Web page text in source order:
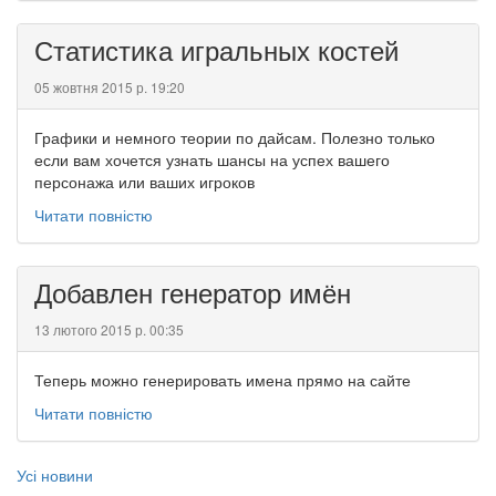
Статистика игральных костей
05 жовтня 2015 р. 19:20
Графики и немного теории по дайсам. Полезно только
если вам хочется узнать шансы на успех вашего
персонажа или ваших игроков
Читати повністю
Добавлен генератор имён
13 лютого 2015 р. 00:35
Теперь можно генерировать имена прямо на сайте
Читати повністю
Усі новини